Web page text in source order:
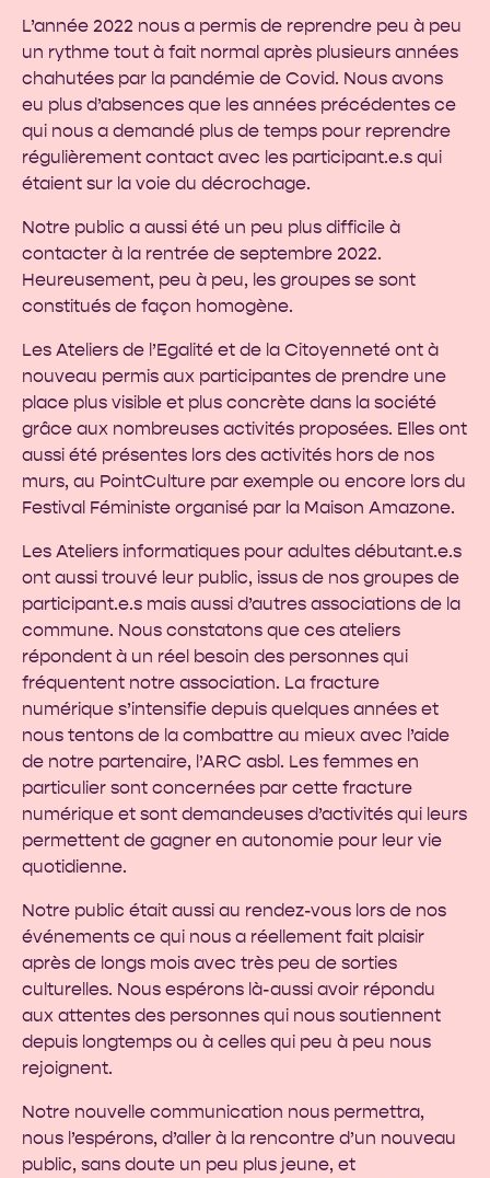
L’année 2022 nous a permis de reprendre peu à peu
un rythme tout à fait normal après plusieurs années
chahutées par la pandémie de Covid. Nous avons
eu plus d’absences que les années précédentes ce
qui nous a demandé plus de temps pour reprendre
régulièrement contact avec les participant.e.s qui
étaient sur la voie du décrochage.
Notre public a aussi été un peu plus difficile à
contacter à la rentrée de septembre 2022.
Heureusement, peu à peu, les groupes se sont
constitués de façon homogène.
Les Ateliers de l’Egalité et de la Citoyenneté ont à
nouveau permis aux participantes de prendre une
place plus visible et plus concrète dans la société
grâce aux nombreuses activités proposées. Elles ont
aussi été présentes lors des activités hors de nos
murs, au PointCulture par exemple ou encore lors du
Festival Féministe organisé par la Maison Amazone.
Les Ateliers informatiques pour adultes débutant.e.s
ont aussi trouvé leur public, issus de nos groupes de
participant.e.s mais aussi d’autres associations de la
commune. Nous constatons que ces ateliers
répondent à un réel besoin des personnes qui
fréquentent notre association. La fracture
numérique s’intensifie depuis quelques années et
nous tentons de la combattre au mieux avec l’aide
de notre partenaire, l’ARC asbl. Les femmes en
particulier sont concernées par cette fracture
numérique et sont demandeuses d’activités qui leurs
permettent de gagner en autonomie pour leur vie
quotidienne.
Notre public était aussi au rendez-vous lors de nos
événements ce qui nous a réellement fait plaisir
après de longs mois avec très peu de sorties
culturelles. Nous espérons là-aussi avoir répondu
aux attentes des personnes qui nous soutiennent
depuis longtemps ou à celles qui peu à peu nous
rejoignent.
Notre nouvelle communication nous permettra,
nous l’espérons, d’aller à la rencontre d’un nouveau
public, sans doute un peu plus jeune, et